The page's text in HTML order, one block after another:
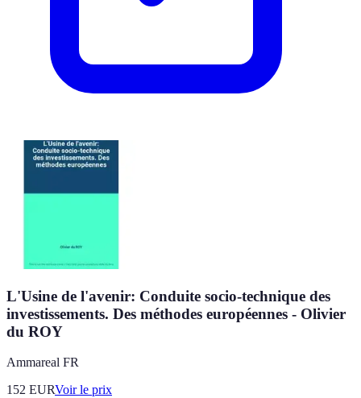
L'Usine de l'avenir: Conduite socio-technique des
investissements. Des méthodes européennes - Olivier
du ROY
Ammareal FR
152 EURVoir le prix